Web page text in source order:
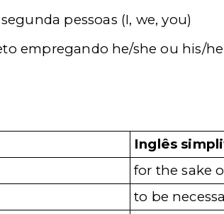
pessoas (I, we, you)
empregando he/she ou his/
Inglês
for the sake
to be